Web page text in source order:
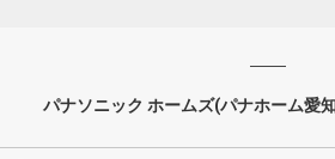
パナソニック ホームズ(パナホーム愛